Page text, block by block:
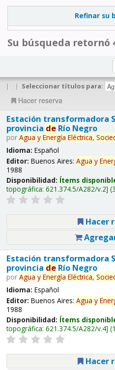
Refinar su
Su búsqueda retornó
| | Seleccionar títulos para:
Hacer reserva
Estación transformadora
provincia deRío Negro
por Agua y Energía Eléctrica,
Idioma: Español
Editor: Buenos Aires: Agua y
1988
Disponibilidad: Ítems
topográfica: 621.374.5/A282/v.2
Hacer
Estación transformadora
provincia deRío Negro
por Agua y Energía Eléctrica,
Idioma: Español
Editor: Buenos Aires: Agua y
1988
Disponibilidad: Ítems
topográfica: 621.374.5/A282/v.4
Hacer